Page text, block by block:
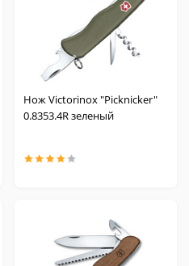
Нож Victorinox "Picknicker"
0.8353.4R зеленый